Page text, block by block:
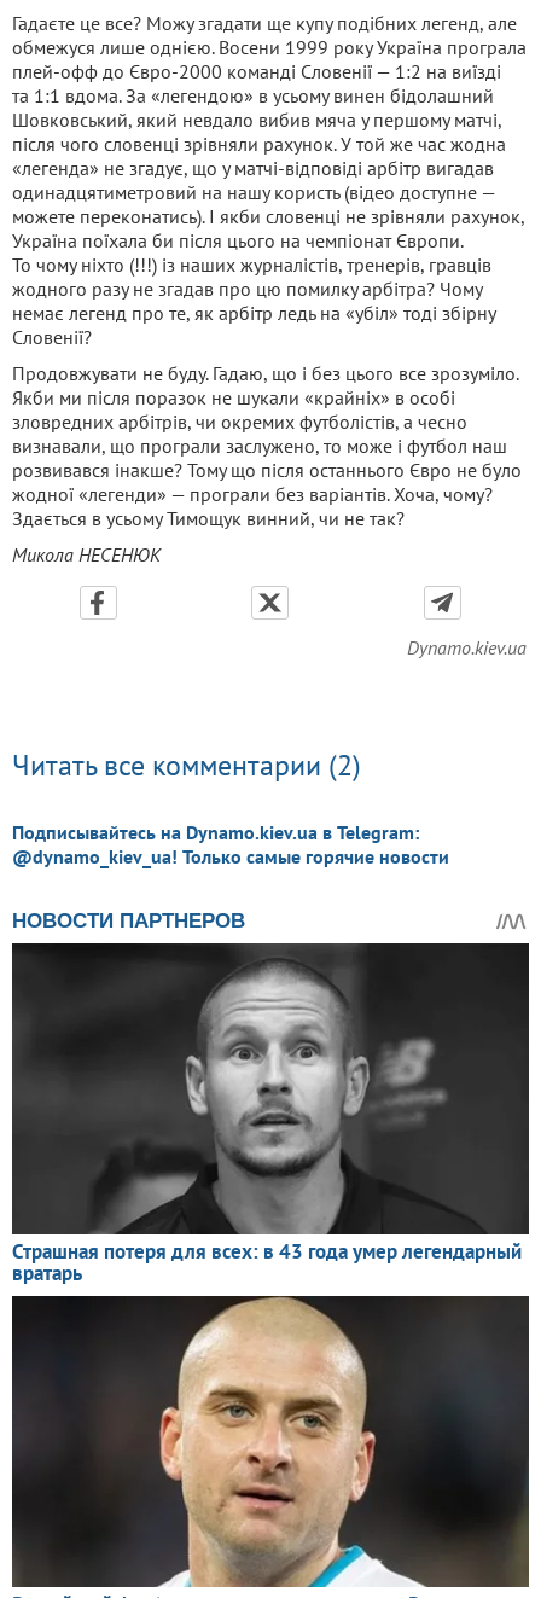
Гадаєте це все? Можу згадати ще купу подібних легенд, але
обмежуся лише однією. Восени 1999 року Україна програла
плей-офф до Євро-2000 команді Словенії — 1:2 на виїзді
та 1:1 вдома. За «легендою» в усьому винен бідолашний
Шовковський, який невдало вибив мяча у першому матчі,
після чого словенці зрівняли рахунок. У той же час жодна
«легенда» не згадує, що у матчі-відповіді арбітр вигадав
одинадцятиметровий на нашу користь (відео доступне —
можете переконатись). І якби словенці не зрівняли рахунок,
Україна поїхала би після цього на чемпіонат Європи.
То чому ніхто (!!!) із наших журналістів, тренерів, гравців
жодного разу не згадав про цю помилку арбітра? Чому
немає легенд про те, як арбітр ледь на «убіл» тоді збірну
Словенії?
Продовжувати не буду. Гадаю, що і без цього все зрозуміло.
Якби ми після поразок не шукали «крайніх» в особі
зловредних арбітрів, чи окремих футболістів, а чесно
визнавали, що програли заслужено, то може і футбол наш
розвивався інакше? Тому що після останнього Євро не було
жодної «легенди» — програли без варіантів. Хоча, чому?
Здається в усьому Тимощук винний, чи не так?
Микола НЕСЕНЮК
Dynamo.kiev.ua
Читать все комментарии (2)
Подписывайтесь на Dynamo.kiev.ua в Telegram:
@dynamo_kiev_ua! Только самые горячие новости